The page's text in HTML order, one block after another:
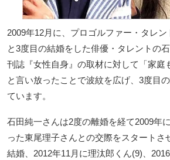
2009年12月に、プロゴルファー・タレ
と3度目の結婚をした俳優・タレントの
刊誌『女性自身』の取材に対して「家庭
と言い放ったことで波紋を広げ、3度目
ています。
石田純一さんは2度の離婚を経て2009年
った東尾理子さんとの交際をスタートさ
結婚、2012年11月に理汰郎くん(9)、